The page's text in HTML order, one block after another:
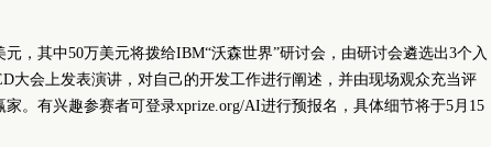
，其中50万美元将拨给IBM“沃森世界”研讨会，由研讨会遴选出3个入
大会上发表演讲，对自己的开发工作进行阐述，并由现场观众充当评
。有兴趣参赛者可登录xprize.org/AI进行预报名，具体细节将于5月15